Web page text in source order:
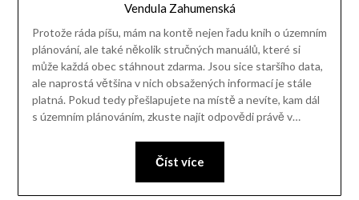
Vendula Zahumenská
Protože ráda píšu, mám na kontě nejen řadu knih o územním
plánování, ale také několik stručných manuálů, které si
může každá obec stáhnout zdarma. Jsou sice staršího data,
ale naprostá většina v nich obsažených informací je stále
platná. Pokud tedy přešlapujete na místě a nevíte, kam dál
s územním plánováním, zkuste najít odpovědi právě v…
Číst více